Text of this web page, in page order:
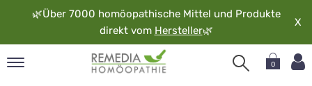
🌿Über 7000 homöopathische Mittel und Produkte
direkt vom Hersteller🌿
X
0